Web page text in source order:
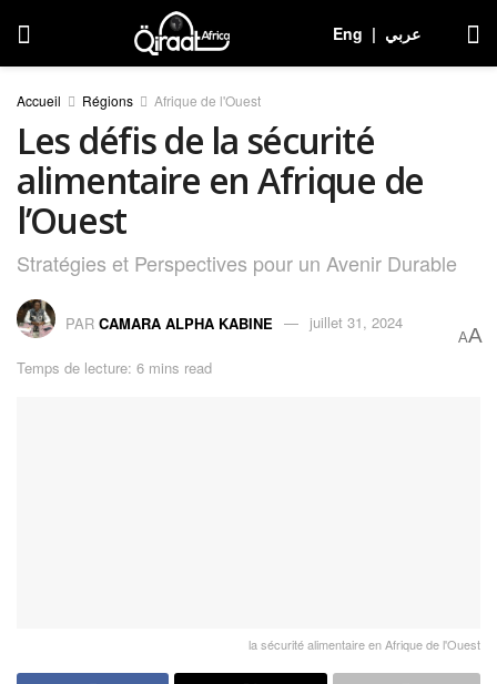
Eng | عربي
Accueil Régions Afrique de l'Ouest
Les défis de la sécurité
alimentaire en Afrique de
l’Ouest
Stratégies et Perspectives pour un Avenir Durable
PAR CAMARA ALPHA KABINE juillet 31, 2024
Temps de lecture: 6 mins read
AA
la sécurité alimentaire en Afrique de l'Ouest